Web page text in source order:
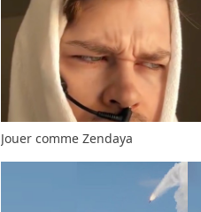
Jouer comme Zendaya